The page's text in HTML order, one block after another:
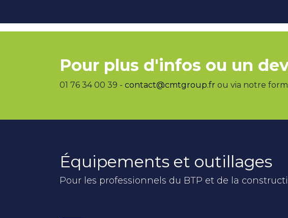
Pour plus d'infos ou un
01 76 34 00 39 - contact@cmtgroup.fr ou via notre
Équipements et outillages
Pour les professionnels du BTP et de la